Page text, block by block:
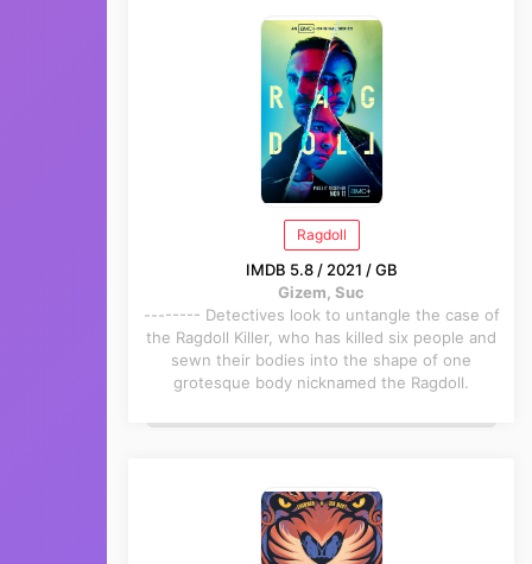
Ragdoll
IMDB 5.8 / 2021 / GB
Gizem, Suc
-------- Detectives look to untangle the case of
the Ragdoll Killer, who has killed six people and
sewn their bodies into the shape of one
grotesque body nicknamed the Ragdoll.